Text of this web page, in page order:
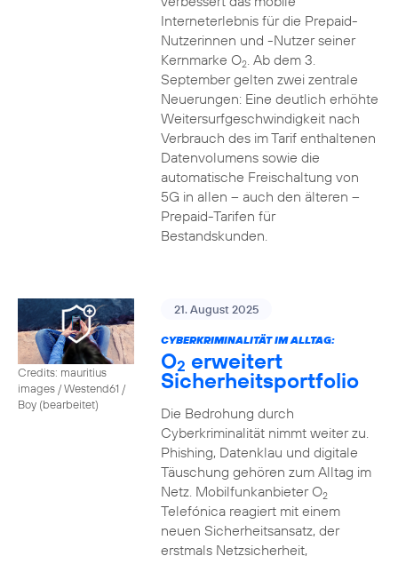
Interneterlebnis für die Prepaid-
Nutzerinnen und -Nutzer seiner
Kernmarke O2. Ab dem 3.
September gelten zwei zentrale
Neuerungen: Eine deutlich erhöhte
Weitersurfgeschwindigkeit nach
Verbrauch des im Tarif enthaltenen
Datenvolumens sowie die
automatische Freischaltung von
5G in allen – auch den älteren –
Prepaid-Tarifen für
Bestandskunden.
Credits: mauritius
images / Westend61 /
Boy (bearbeitet)
21. August 2025
CYBERKRIMINALITÄT IM ALLTAG:
O2 erweitert
Sicherheitsportfolio
Die Bedrohung durch
Cyberkriminalität nimmt weiter zu.
Phishing, Datenklau und digitale
Täuschung gehören zum Alltag im
Netz. Mobilfunkanbieter O2
Telefónica reagiert mit einem
neuen Sicherheitsansatz, der
erstmals Netzsicherheit,